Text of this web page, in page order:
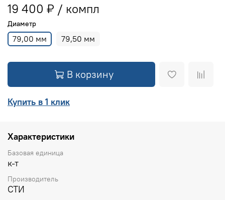
19 400 ₽
Диаметр
79,00 мм 79,50 мм
В корзину
Купить в 1 клик
Характеристики
Базовая единица
к-т
Производитель
СТИ